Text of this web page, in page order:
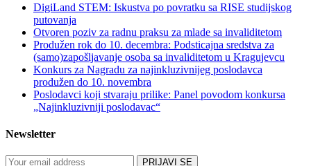
DigiLand STEM: Iskustva po povratku sa RISE studijskog
putovanja
Otvoren poziv za radnu praksu za mlade sa invaliditetom
Produžen rok do 10. decembra: Podsticajna sredstva za
(samo)zapošljavanje osoba sa invaliditetom u Kragujevcu
Konkurs za Nagradu za najinkluzivnijeg poslodavca
produžen do 10. novembra
Poslodavci koji stvaraju prilike: Panel povodom konkursa
„Najinkluzivniji poslodavac“
Newsletter